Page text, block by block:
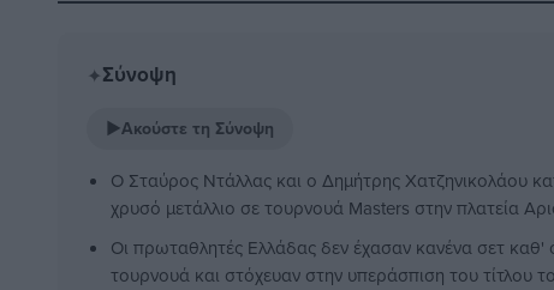
✦Σύνοψη
▶Ακούστε τη Σύνοψη
Ο Σταύρος Ντάλλας και ο Δημήτρης Χατζηνικολάου
χρυσό μετάλλιο σε τουρνουά Masters στην πλατεία
Οι πρωταθλητές Ελλάδας δεν έχασαν κανένα σετ καθ'
τουρνουά και στόχευαν στην υπεράσπιση του τίτλου